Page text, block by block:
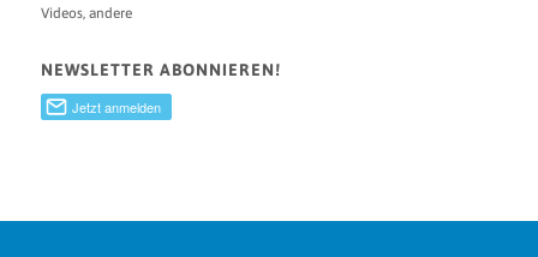
Videos, andere
NEWSLETTER ABONNIEREN!